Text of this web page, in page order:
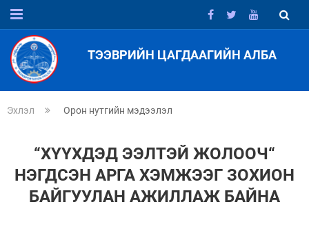
ТЭЭВРИЙН ЦАГДААГИЙН АЛБА
Эхлэл Орон нутгийн мэдээлэл
“ХҮҮХДЭД ЭЭЛТЭЙ ЖОЛООЧ“
НЭГДСЭН АРГА ХЭМЖЭЭГ ЗОХИОН
БАЙГУУЛАН АЖИЛЛАЖ БАЙНА